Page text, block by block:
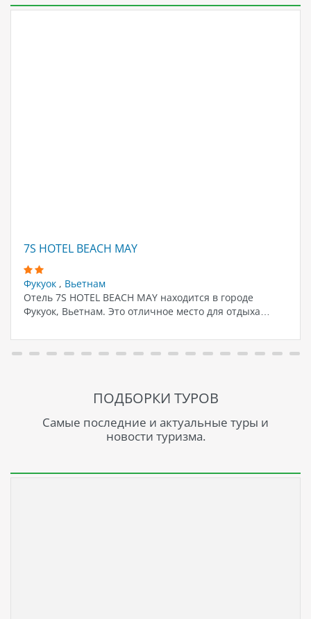
7S HOTEL BEACH MAY
Фукуок , Вьетнам
Отель 7S HOTEL BEACH MAY находится в городе
Фукуок, Вьетнам. Это отличное место для отдыха…
ПОДБОРКИ ТУРОВ
Самые последние и актуальные туры и
новости туризма.